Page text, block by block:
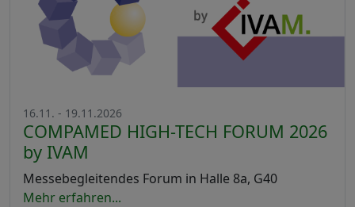
16.11. - 19.11.2026
COMPAMED HIGH-TECH FORUM 2026
by IVAM
Messebegleitendes Forum in Halle 8a, G40
Mehr erfahren...